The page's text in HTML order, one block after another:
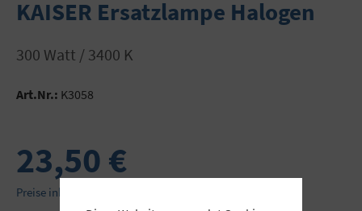
KAISER Ersatzlampe Halogen
300 Watt / 3400 K
Art.Nr.: K3058
23,50 €
Preise inkl. MwSt. zzgl. Versandkosten